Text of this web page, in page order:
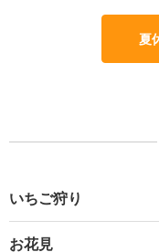
夏
いちご狩り
お花見